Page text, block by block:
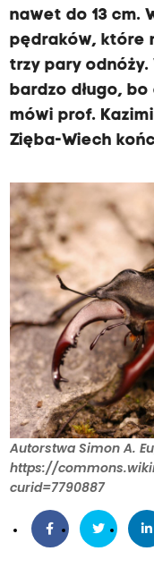
nawet do 13 cm.
pędraków, które
trzy pary
bardzo długo,
mówi prof.
Zięba-Wiech
Autorstwa Simon A.
https://
curid=7790887